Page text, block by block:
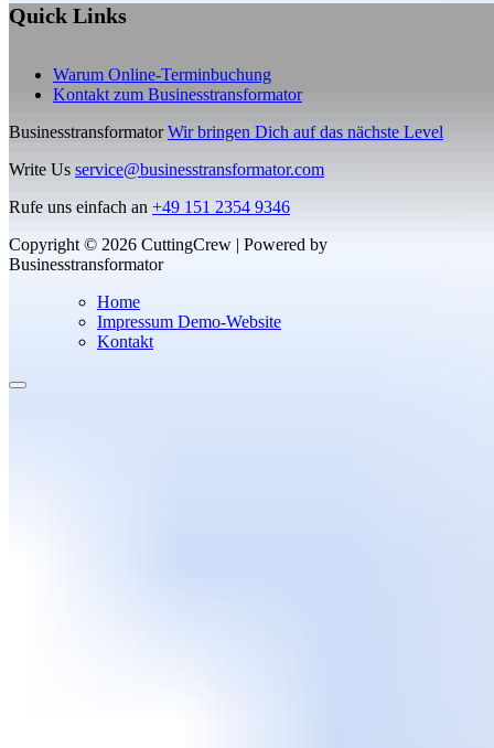
Quick Links
Warum Online-Terminbuchung
Kontakt zum Businesstransformator
Businesstransformator Wir bringen Dich auf das nächste Level
Write Us service@businesstransformator.com
Rufe uns einfach an +49 151 2354 9346
Copyright © 2026 CuttingCrew | Powered by
Businesstransformator
Home
Impressum Demo-Website
Kontakt